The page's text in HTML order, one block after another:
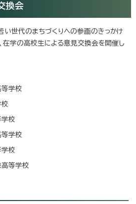
換会
世代のまちづくりへの参画のきっかけ
在学の高校生による意見交換会を開催し
学校
校
校
学校
校
等学校